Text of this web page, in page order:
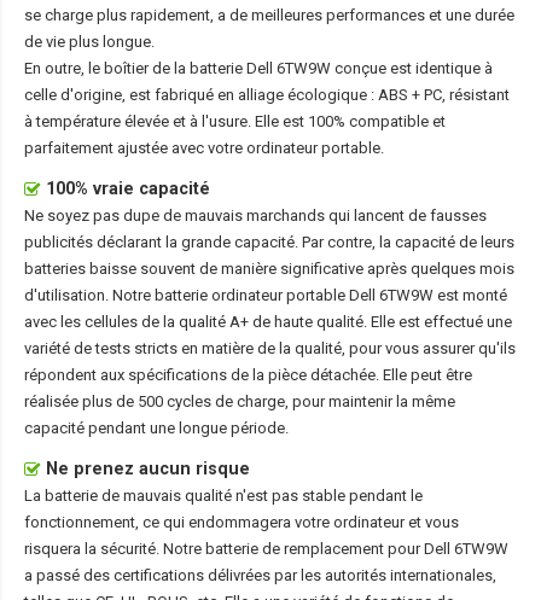
se charge plus rapidement, a de meilleures performances et une durée
de vie plus longue.
En outre, le boîtier de la batterie Dell 6TW9W conçue est identique à
celle d'origine, est fabriqué en alliage écologique : ABS + PC, résistant
à température élevée et à l'usure. Elle est 100% compatible et
parfaitement ajustée avec votre ordinateur portable.
100% vraie capacité
Ne soyez pas dupe de mauvais marchands qui lancent de fausses
publicités déclarant la grande capacité. Par contre, la capacité de leurs
batteries baisse souvent de manière significative après quelques mois
d'utilisation. Notre batterie ordinateur portable Dell 6TW9W est monté
avec les cellules de la qualité A+ de haute qualité. Elle est effectué une
variété de tests stricts en matière de la qualité, pour vous assurer qu'ils
répondent aux spécifications de la pièce détachée. Elle peut être
réalisée plus de 500 cycles de charge, pour maintenir la même
capacité pendant une longue période.
Ne prenez aucun risque
La batterie de mauvais qualité n'est pas stable pendant le
fonctionnement, ce qui endommagera votre ordinateur et vous
risquera la sécurité. Notre batterie de remplacement pour Dell 6TW9W
a passé des certifications délivrées par les autorités internationales,